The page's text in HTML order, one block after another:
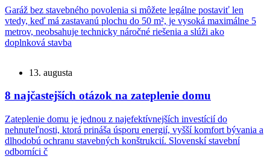
Garáž bez stavebného povolenia si môžete legálne postaviť len
vtedy, keď má zastavanú plochu do 50 m², je vysoká maximálne 5
metrov, neobsahuje technicky náročné riešenia a slúži ako
doplnková stavba
13. augusta
8 najčastejších otázok na zateplenie domu
Zateplenie domu je jednou z najefektívnejších investícií do
nehnuteľnosti, ktorá prináša úsporu energií, vyšší komfort bývania a
dlhodobú ochranu stavebných konštrukcií. Slovenskí stavební
odborníci č